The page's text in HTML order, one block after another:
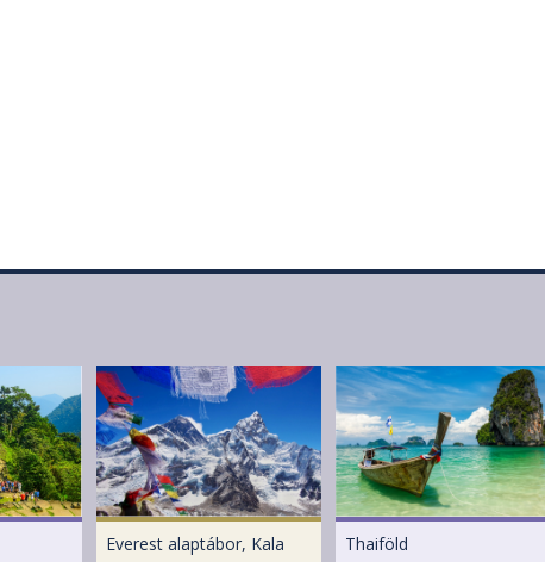
Everest alaptábor, Kala
Thaiföld